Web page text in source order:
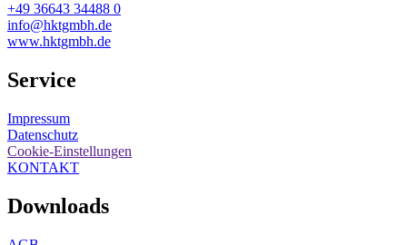
+49 36643 34488 0
info@hktgmbh.de
www.hktgmbh.de
Service
Impressum
Datenschutz
Cookie-Einstellungen
KONTAKT
Downloads